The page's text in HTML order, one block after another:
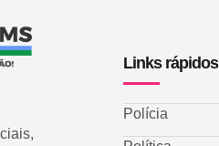
Links rápidos
Polícia